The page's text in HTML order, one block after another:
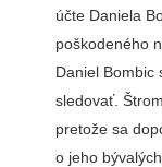
účte Daniela
poškodeného
Daniel Bombic
sledovať.
pretože sa
o jeho